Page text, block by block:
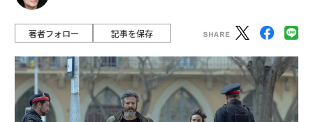
著者フォロー 記事を保存